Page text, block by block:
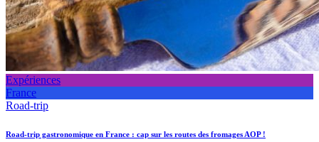
Expériences
France
Road-trip
Road-trip gastronomique en France : cap sur les routes des fromages AOP !